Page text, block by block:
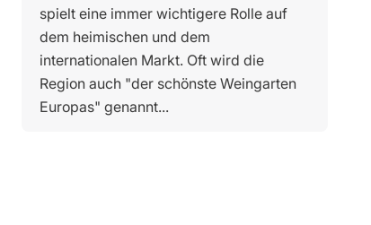
spielt eine immer wichtigere Rolle auf
dem heimischen und dem
internationalen Markt. Oft wird die
Region auch "der schönste Weingarten
Europas" genannt...